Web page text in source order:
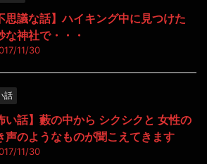
思議な話】ハイキング中に見つけた
な神社で・・・
11/30
話
い話】藪の中から シクシクと 女性の
声のようなものが聞こえてきます
11/30